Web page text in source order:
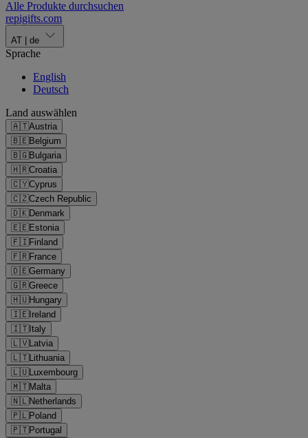
Alle Produkte durchsuchen
repigifts.com
AT de
Sprache
English
Deutsch
Land auswählen
🇦🇹Austria
🇧🇪Belgium
🇧🇬Bulgaria
🇭🇷Croatia
🇨🇾Cyprus
🇨🇿Czech Republic
🇩🇰Denmark
🇪🇪Estonia
🇫🇮Finland
🇫🇷France
🇩🇪Germany
🇬🇷Greece
🇭🇺Hungary
🇮🇪Ireland
🇮🇹Italy
🇱🇻Latvia
🇱🇹Lithuania
🇱🇺Luxembourg
🇲🇹Malta
🇳🇱Netherlands
🇵🇱Poland
🇵🇹Portugal